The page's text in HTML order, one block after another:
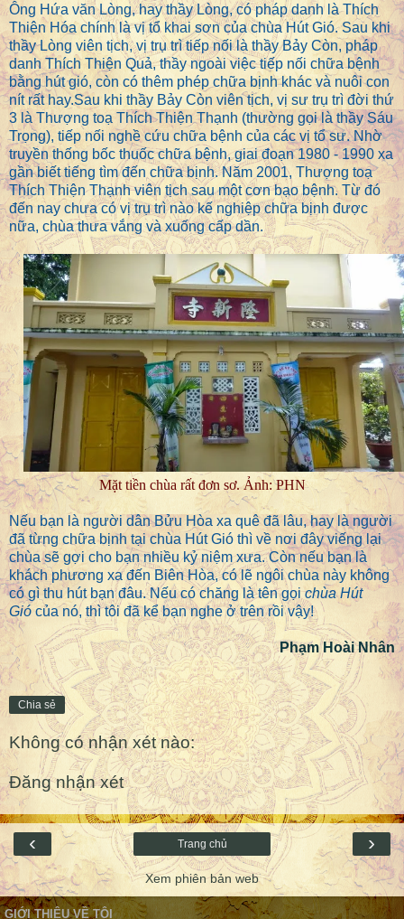
Ông Hứa văn Lòng, hay thầy Lòng, có pháp danh là Thích
Thiện Hóa chính là vị tổ khai sơn của chùa Hút Gió. Sau khi
thầy Lòng viên tịch, vị trụ trì tiếp nối là thầy Bảy Còn, pháp
danh Thích Thiện Quả, thầy ngoài việc tiếp nối chữa bệnh
bằng hút gió, còn có thêm phép chữa bịnh khác và nuôi con
nít rất hay.Sau khi thầy Bảy Còn viên tịch, vị sư trụ trì đời thứ
3 là Thượng toạ Thích Thiện Thạnh (thường gọi là thầy Sáu
Trọng), tiếp nối nghề cứu chữa bệnh của các vị tổ sư. Nhờ
truyền thống bốc thuốc chữa bệnh, giai đoạn 1980 - 1990 xa
gần biết tiếng tìm đến chữa bịnh. Năm 2001, Thượng toạ
Thích Thiện Thạnh viên tịch sau một cơn bạo bệnh. Từ đó
đến nay chưa có vị trụ trì nào kế nghiệp chữa bịnh được
nữa, chùa thưa vắng và xuống cấp dần.
Mặt tiền chùa rất đơn sơ. Ảnh: PHN
Nếu bạn là người dân Bửu Hòa xa quê đã lâu, hay là người
đã từng chữa bịnh tại chùa Hút Gió thì về nơi đây viếng lại
chùa sẽ gợi cho bạn nhiều kỷ niệm xưa. Còn nếu bạn là
khách phương xa đến Biên Hòa, có lẽ ngôi chùa này không
có gì thu hút bạn đâu. Nếu có chăng là tên gọichùa Hút
Gió của nó, thì tôi đã kể bạn nghe ở trên rồi vậy!
Phạm Hoài Nhân
Chia sẻ
Không có nhận xét nào:
Đăng nhận xét
‹ ›
Trang chủ
Xem phiên bản web
GIỚI THIỆU VỀ TÔI